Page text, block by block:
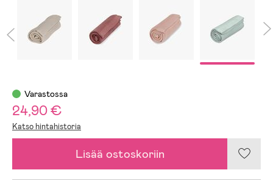
Varastossa
24,90 €
Katso hintahistoria
Lisää ostoskoriin